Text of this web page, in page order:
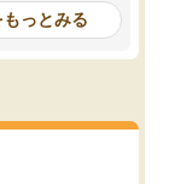
、AO入試を改めて知
れに対しての具体的な
とでした。更に子供の
適正等についても詳し
き、メンターの方々も
てらっしゃいますので
っとみる